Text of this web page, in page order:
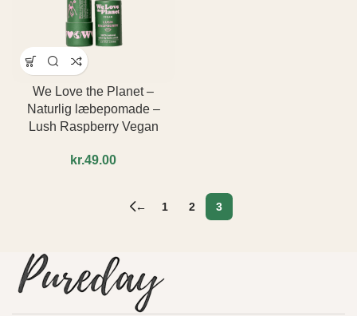
We Love the Planet –
Naturlig læbepomade –
Lush Raspberry Vegan
kr.
← 1 2 3